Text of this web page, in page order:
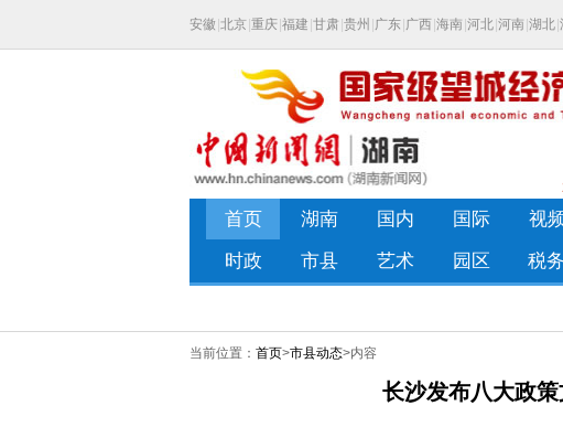
当前位置： 首页>市县动态>内容
长沙发布八大政